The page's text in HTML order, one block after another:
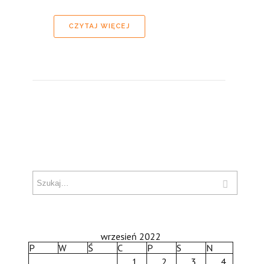
CZYTAJ WIĘCEJ
wrzesień 2022
P
W Ś C P S
N